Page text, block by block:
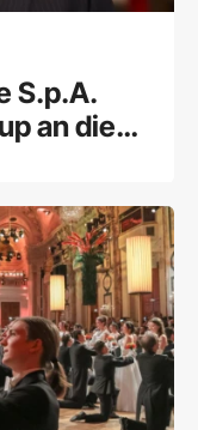
S.p.A.
an die